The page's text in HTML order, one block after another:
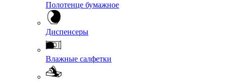
Полотенце бумажное
Диспенсеры
Влажные салфетки